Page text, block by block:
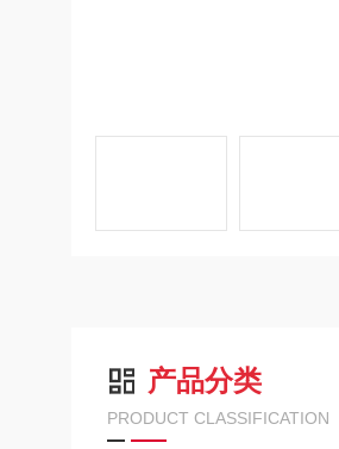
产品分类
PRODUCT CLASSIFICATION